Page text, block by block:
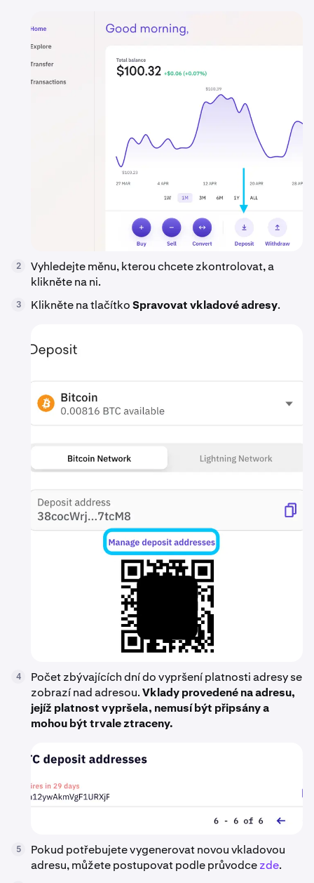
2
Vyhledejte měnu, kterou chcete zkontrolovat, a
klikněte na ni.
3 Klikněte na tlačítkoSpravovat vkladové adresy.
4
Počet zbývajících dní do vypršení platnosti adresy se
zobrazí nad adresou.Vklady provedené na adresu,
jejíž platnost vypršela, nemusí být připsány a
mohou být trvale ztraceny.
5
Pokud potřebujete vygenerovat novou vkladovou
adresu, můžete postupovat podle průvodcezde.